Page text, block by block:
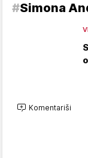
#Simona
Komentariši